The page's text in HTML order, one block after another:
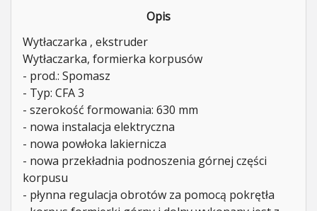
Opis
Wytłaczarka , ekstruder
Wytłaczarka, formierka korpusów
- prod.: Spomasz
- Typ: CFA 3
- szerokość formowania: 630 mm
- nowa instalacja elektryczna
- nowa powłoka lakiernicza
- nowa przekładnia podnoszenia górnej części
korpusu
- płynna regulacja obrotów za pomocą pokrętła